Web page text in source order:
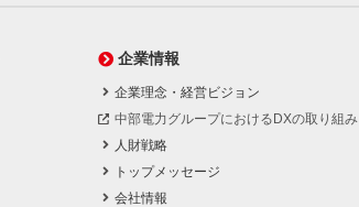
企業情報
企業理念・経営ビジョン
中部電力グループにおけるDXの取り組み
人財戦略
トップメッセージ
会社情報